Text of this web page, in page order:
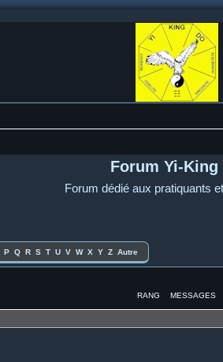
Forum Yi-King
Forum dédié aux pratiquants
P Q R S T U V W X Y Z Autre
RANG MESSAGES